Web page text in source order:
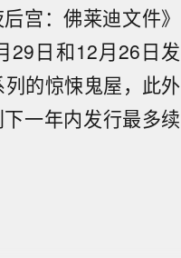
宫：佛莱迪文件》
29日和12月26日发
的惊悚鬼屋，此外
一年内发行最多续